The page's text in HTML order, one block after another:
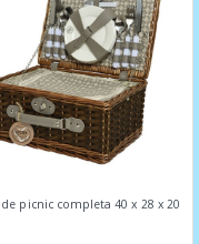
de picnic completa 40 x 28 x 20